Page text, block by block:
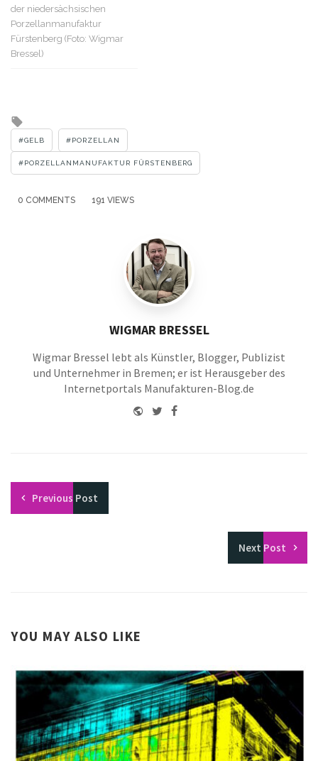
der niedersächsischen
Porzellanmanufaktur
Fürstenberg (Foto: Wigmar
Bressel)
with
GELB PORZELLAN
PORZELLANMANUFAKTUR FÜRSTENBERG
0 COMMENTS 191 VIEWS
WIGMAR BRESSEL
Wigmar Bressel lebt als Künstler, Blogger, Publizist
und Unternehmer in Bremen; er ist Herausgeber des
Internetportals Manufakturen-Blog.de
WebsiteTwitterFacebook
Previous Post
Next Post
YOU MAY ALSO LIKE